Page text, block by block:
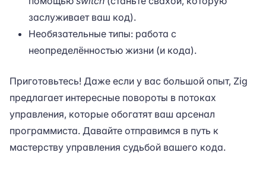
заслуживает ваш код).
Необязательные типы: работа с
неопределённостью жизни (и кода).
Приготовьтесь! Даже если у вас большой опыт, Zig
предлагает интересные повороты в потоках
управления, которые обогатят ваш арсенал
программиста. Давайте отправимся в путь к
мастерству управления судьбой вашего кода.